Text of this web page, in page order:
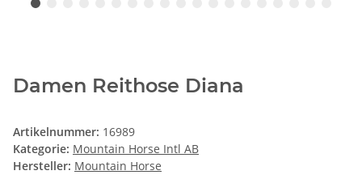
Damen Reithose Diana
Artikelnummer: 16989
Kategorie: Mountain Horse Intl AB
Hersteller: Mountain Horse